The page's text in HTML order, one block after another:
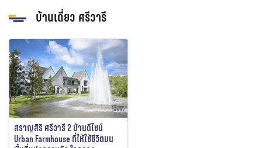
บ้านเดี่ยว ศรีวารี
สราญสิริ ศรีวารี 2 บ้านดีไซน์
Urban Farmhouse ที่ให้ใช้ชีวิตบน